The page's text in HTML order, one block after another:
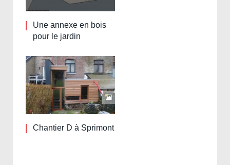
Une annexe en bois
pour le jardin
Chantier D à Sprimont